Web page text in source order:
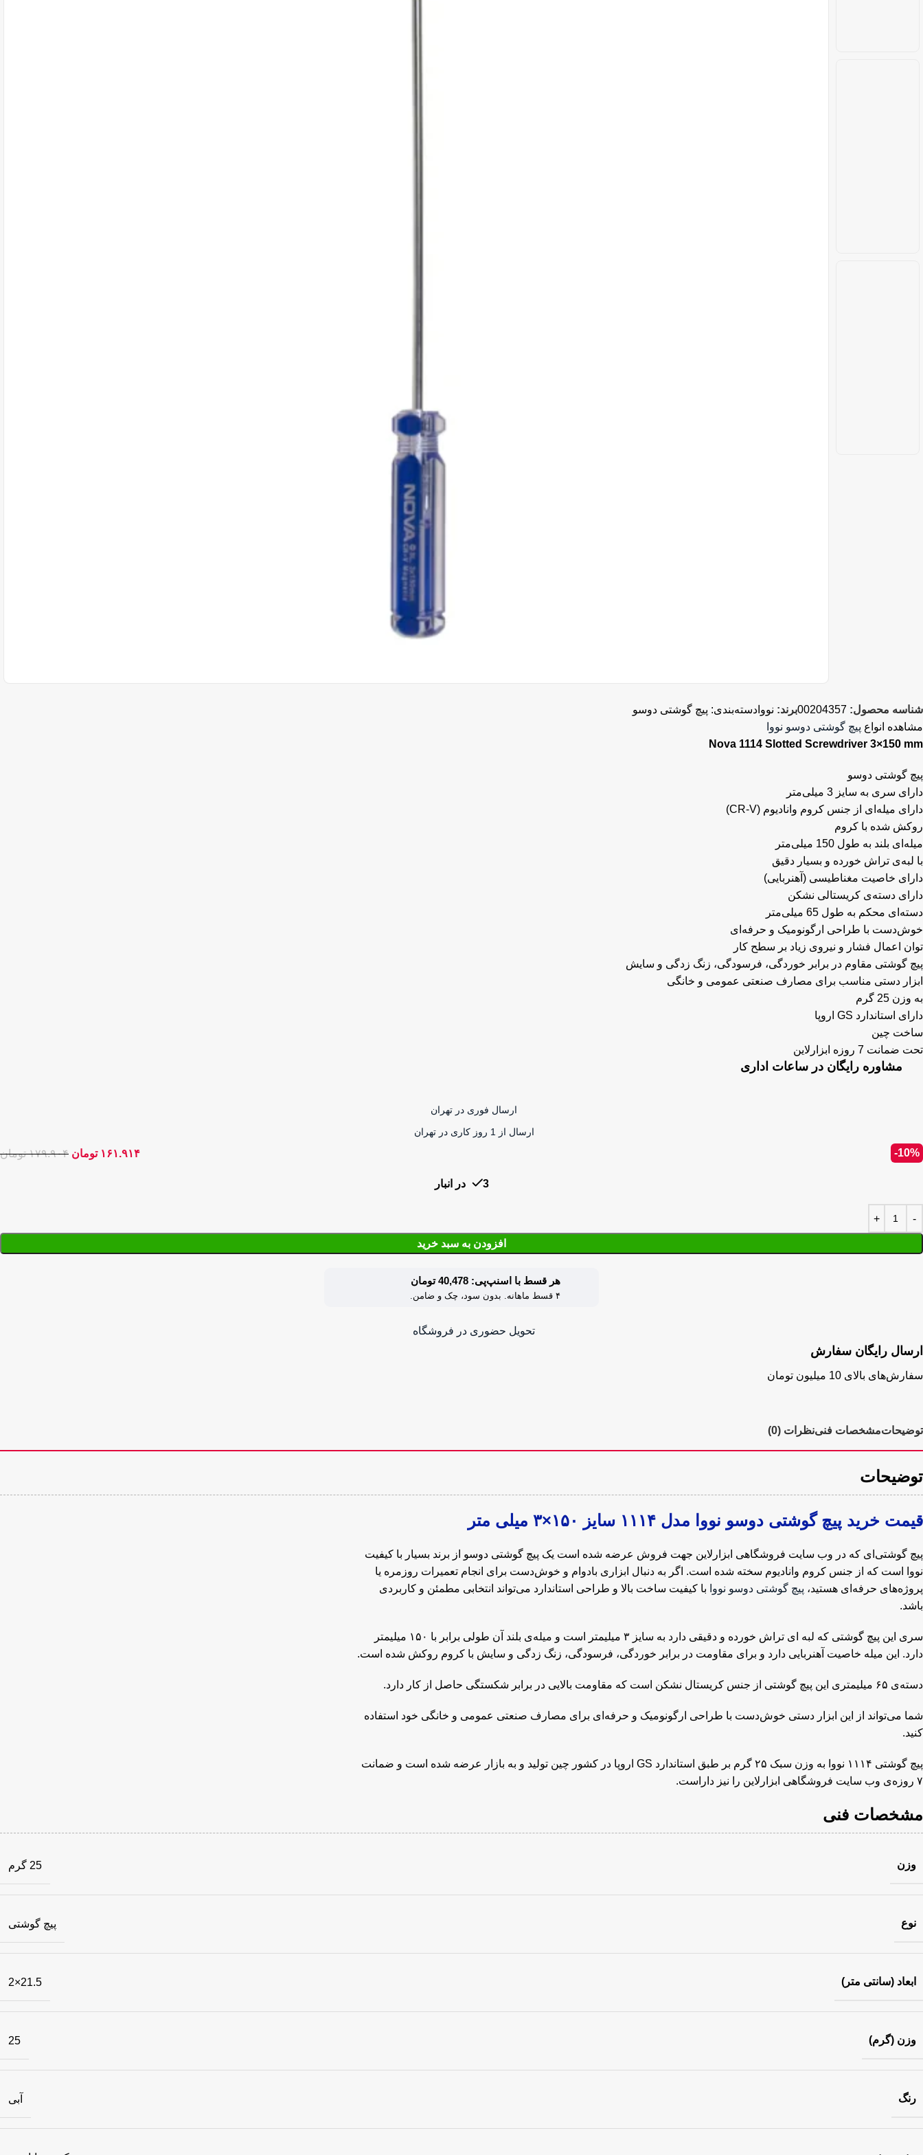
شناسه محصول: 00204357برند: نووا دسته‌بندی: پیچ گوشتی دوسو
مشاهده انواع پیچ گوشتی دوسو نووا
Nova 1114 Slotted Screwdriver 3×150 mm
پیچ گوشتی دوسو
دارای سری به سایز 3 میلی‌متر
دارای میله‌ای از جنس کروم وانادیوم (CR-V)
روکش شده با کروم
میله‌ای بلند به طول 150 میلی‌متر
با لبه‌ی تراش خورده و بسیار دقیق
دارای خاصیت مغناطیسی (آهنربایی)
دارای دسته‌ی کریستالی نشکن
دسته‌ای محکم به طول 65 میلی‌متر
خوش‌دست با طراحی ارگونومیک و حرفه‌ای
توان اعمال فشار و نیروی زیاد بر سطح کار
پیچ گوشتی مقاوم در برابر خوردگی، فرسودگی، زنگ زدگی و سایش
ابزار دستی مناسب برای مصارف صنعتی عمومی و خانگی
به وزن 25 گرم
دارای استاندارد GS اروپا
ساخت چین
تحت ضمانت 7 روزه ابزارلاین
مشاوره رایگان در ساعات اداری
ارسال فوری در تهران
ارسال از 1 روز کاری در تهران
۱۷۹.۹۰۴ تومان ۱۶۱.۹۱۴ تومان -10%
3 در انبار
افزودن به سبد خرید
هر قسط با اسنپ‌پی: 40,478 تومان
۴ قسط ماهانه. بدون سود، چک و ضامن.
تحویل حضوری در فروشگاه
ارسال رایگان سفارش
سفارش‌های بالای 10 میلیون تومان
توضیحاتمشخصات فنینظرات (0)
توضیحات
قیمت خرید پیچ گوشتی دوسو نووا مدل ۱۱۱۴ سایز ۱۵۰×۳ میلی متر
پیچ گوشتی‌ای که در وب سایت فروشگاهی ابزارلاین جهت فروش عرضه شده است یک پیچ گوشتی دوسو از برند بسیار با کیفیت
نووا است که از جنس کروم وانادیوم سخته شده است. اگر به دنبال ابزاری بادوام و خوش‌دست برای انجام تعمیرات روزمره یا
پروژه‌های حرفه‌ای هستید، پیچ گوشتی دوسو نووا با کیفیت ساخت بالا و طراحی استاندارد می‌تواند انتخابی مطمئن و کاربردی
باشد.
سری این پیچ گوشتی که لبه ای تراش خورده و دقیقی دارد به سایز ۳ میلیمتر است و میله‌ی بلند آن طولی برابر با ۱۵۰ میلیمتر
دارد. این میله خاصیت آهنربایی دارد و برای مقاومت در برابر خوردگی، فرسودگی، زنگ زدگی و سایش با کروم روکش شده است.
دسته‌ی ۶۵ میلیمتری این پیچ گوشتی از جنس کریستال نشکن است که مقاومت بالایی در برابر شکستگی حاصل از کار دارد.
شما می‌تواند از این ابزار دستی خوش‌دست با طراحی ارگونومیک و حرفه‌ای برای مصارف صنعتی عمومی و خانگی خود استفاده
کنید.
پیچ گوشتی ۱۱۱۴ نووا به وزن سبک ۲۵ گرم بر طبق استاندارد GS اروپا در کشور چین تولید و به بازار عرضه شده است و ضمانت
۷ روزه‌ی وب سایت فروشگاهی ابزارلاین را نیز داراست.
مشخصات فنی
وزن 25 گرم
نوع پیچ گوشتی
ابعاد (سانتی متر) 21.5×2
وزن (گرم) 25
رنگ آبی